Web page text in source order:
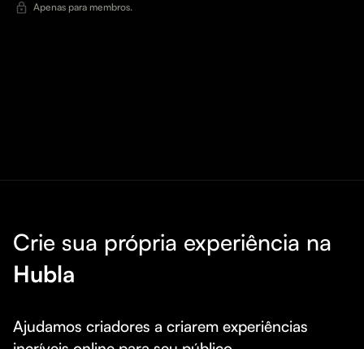
Apenas para membros.
Crie sua própria experiência na
Hubla
Ajudamos criadores a criarem experiências